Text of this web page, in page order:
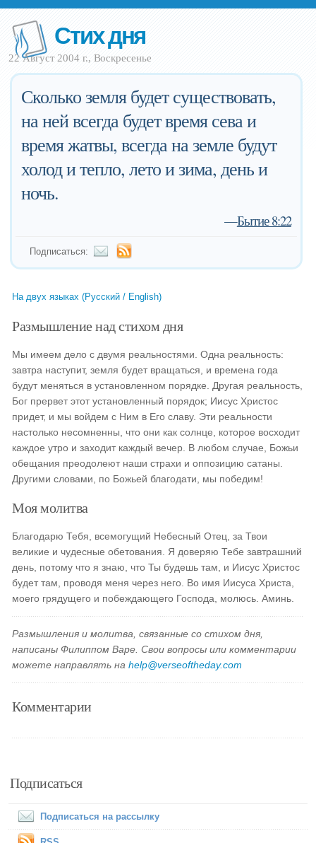
Стих дня
22 Август 2004 г., Воскресенье
Сколько земля будет существовать,
на ней всегда будет время сева и
время жатвы, всегда на земле будут
холод и тепло, лето и зима, день и
ночь.
—Бытие 8:22
Подписаться:
На двух языках (Русский / English)
Размышление над стихом дня
Мы имеем дело с двумя реальностями. Одна реальность:
завтра наступит, земля будет вращаться, и времена года
будут меняться в установленном порядке. Другая реальность,
Бог прервет этот установленный порядок; Иисус Христос
придет, и мы войдем с Ним в Его славу. Эти реальности
настолько несомненны, что они как солнце, которое восходит
каждое утро и заходит каждый вечер. В любом случае, Божьи
обещания преодолеют наши страхи и оппозицию сатаны.
Другими словами, по Божьей благодати, мы победим!
Моя молитва
Благодарю Тебя, всемогущий Небесный Отец, за Твои
великие и чудесные обетования. Я доверяю Тебе завтрашний
день, потому что я знаю, что Ты будешь там, и Иисус Христос
будет там, проводя меня через него. Во имя Иисуса Христа,
моего грядущего и побеждающего Господа, молюсь. Аминь.
Размышления и молитва, связанные со стихом дня,
написаны Филиппом Варе. Свои вопросы или комментарии
можете направлять наhelp@verseoftheday.com
Комментарии
Подписаться
Подписаться на рассылку